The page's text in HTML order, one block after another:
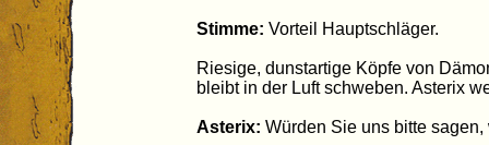
Stimme: Vorteil Hauptschläger.
Riesige, dunstartige Köpfe von
bleibt in der Luft schweben. Asterix
Asterix: Würden Sie uns bitte